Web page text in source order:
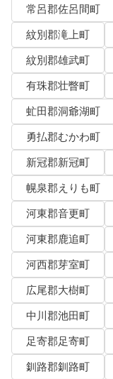
常呂郡佐呂間町
紋別郡滝上町
紋別郡雄武町
有珠郡壮瞥町
虻田郡洞爺湖町
勇払郡むかわ町
新冠郡新冠町
幌泉郡えりも町
河東郡音更町
河東郡鹿追町
河西郡芽室町
広尾郡大樹町
中川郡池田町
足寄郡足寄町
釧路郡釧路町